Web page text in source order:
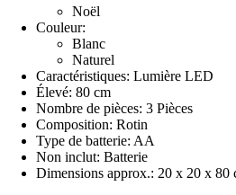
Noël
Couleur:
Blanc
Naturel
Caractéristiques: Lumière LED
Élevé: 80 cm
Nombre de pièces: 3 Pièces
Composition: Rotin
Type de batterie: AA
Non inclut: Batterie
Dimensions approx.: 20 x 20 x 80